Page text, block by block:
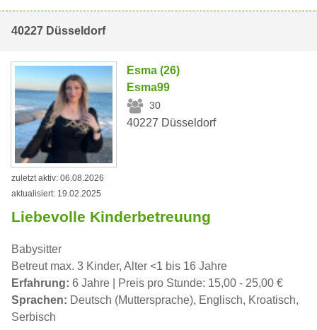
40227 Düsseldorf
Esma (26)
Esma99
30
40227 Düsseldorf
zuletzt aktiv: 06.08.2026
aktualisiert: 19.02.2025
Liebevolle Kinderbetreuung
Babysitter
Betreut max. 3 Kinder, Alter <1 bis 16 Jahre
Erfahrung: 6 Jahre | Preis pro Stunde: 15,00 - 25,00 €
Sprachen: Deutsch (Muttersprache), Englisch, Kroatisch,
Serbisch